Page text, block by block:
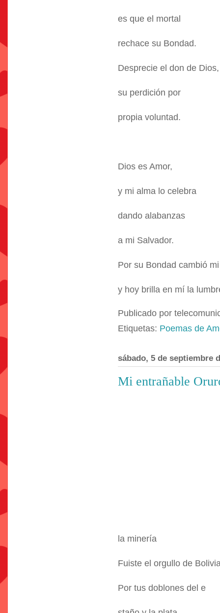
es que el mortal
rechace su Bondad.
Desprecie el don de
su perdición por
propia voluntad.
Dios es Amor,
y mi alma lo celebra
dando alabanzas
a mi Salvador.
Por su Bondad cambió
y hoy brilla en mí la
Publicado por
Etiquetas: Poemas de
sábado, 5 de septiembre
Mi entrañable
la minería
Fuiste el orgullo de
Por tus doblones del e